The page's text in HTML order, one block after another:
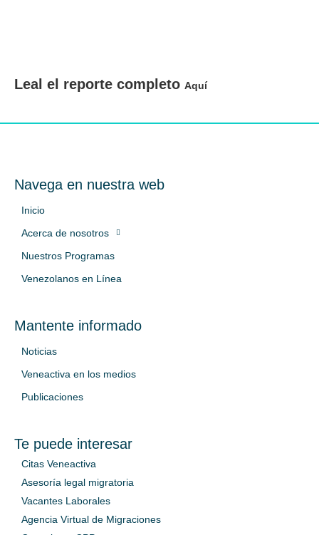
Leal el reporte completo Aquí
Navega en nuestra web
Inicio
Acerca de nosotros
Nuestros Programas
Venezolanos en Línea
Mantente informado
Noticias
Veneactiva en los medios
Publicaciones
Te puede interesar
Citas Veneactiva
Asesoría legal migratoria
Vacantes Laborales
Agencia Virtual de Migraciones